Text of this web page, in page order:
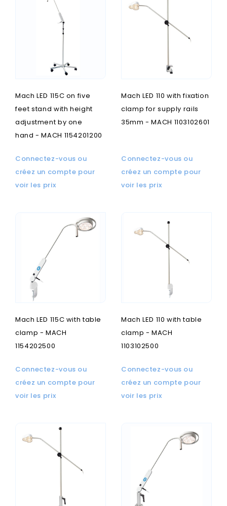
Mach LED 115C on five
feet stand with height
adjustment by one
hand - MACH 1154201200
Connectez-vous ou
créez un compte pour
voir les prix
Mach LED 110 with fixation
clamp for supply rails
35mm - MACH 1103102601
Connectez-vous ou
créez un compte pour
voir les prix
Mach LED 115C with table
clamp - MACH
1154202500
Connectez-vous ou
créez un compte pour
voir les prix
Mach LED 110 with table
clamp - MACH
1103102500
Connectez-vous ou
créez un compte pour
voir les prix